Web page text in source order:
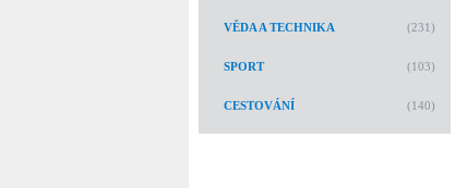
VĚDA A TECHNIKA (231)
SPORT (103)
CESTOVÁNÍ (140)